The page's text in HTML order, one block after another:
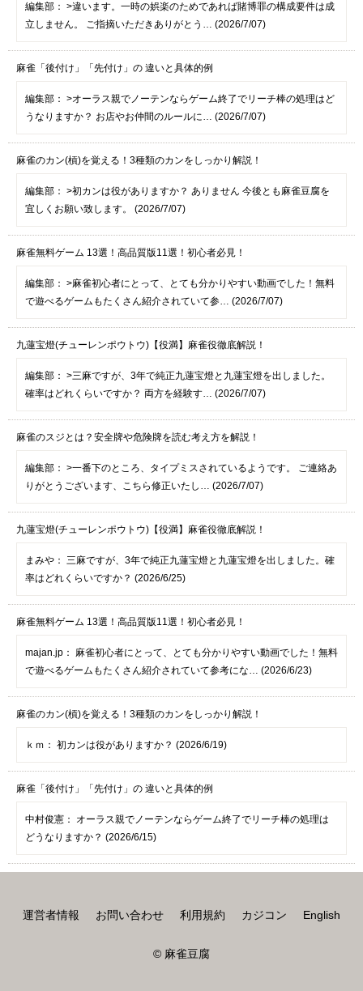
編集部： >違います。一時の娯楽のためであれば賭博罪の構成要件は成
立しません。 ご指摘いただきありがとう… (2026/7/07)
麻雀「後付け」「先付け」の 違いと具体的例
編集部： >オーラス親でノーテンならゲーム終了でリーチ棒の処理はど
うなりますか？ お店やお仲間のルールに… (2026/7/07)
麻雀のカン(槓)を覚える！3種類のカンをしっかり解説！
編集部： >初カンは役がありますか？ ありません 今後とも麻雀豆腐を
宜しくお願い致します。 (2026/7/07)
麻雀無料ゲーム 13選！高品質版11選！初心者必見！
編集部： >麻雀初心者にとって、とても分かりやすい動画でした！無料
で遊べるゲームもたくさん紹介されていて参… (2026/7/07)
九蓮宝燈(チューレンポウトウ)【役満】麻雀役徹底解説！
編集部： >三麻ですが、3年で純正九蓮宝燈と九蓮宝燈を出しました。
確率はどれくらいですか？ 両方を経験す… (2026/7/07)
麻雀のスジとは？安全牌や危険牌を読む考え方を解説！
編集部： >一番下のところ、タイプミスされているようです。 ご連絡あ
りがとうございます、こちら修正いたし… (2026/7/07)
九蓮宝燈(チューレンポウトウ)【役満】麻雀役徹底解説！
まみや： 三麻ですが、3年で純正九蓮宝燈と九蓮宝燈を出しました。確
率はどれくらいですか？ (2026/6/25)
麻雀無料ゲーム 13選！高品質版11選！初心者必見！
majan.jp： 麻雀初心者にとって、とても分かりやすい動画でした！無料
で遊べるゲームもたくさん紹介されていて参考にな… (2026/6/23)
麻雀のカン(槓)を覚える！3種類のカンをしっかり解説！
ｋｍ： 初カンは役がありますか？ (2026/6/19)
麻雀「後付け」「先付け」の 違いと具体的例
中村俊憲： オーラス親でノーテンならゲーム終了でリーチ棒の処理は
どうなりますか？ (2026/6/15)
運営者情報 お問い合わせ 利用規約 カジコン English
© 麻雀豆腐